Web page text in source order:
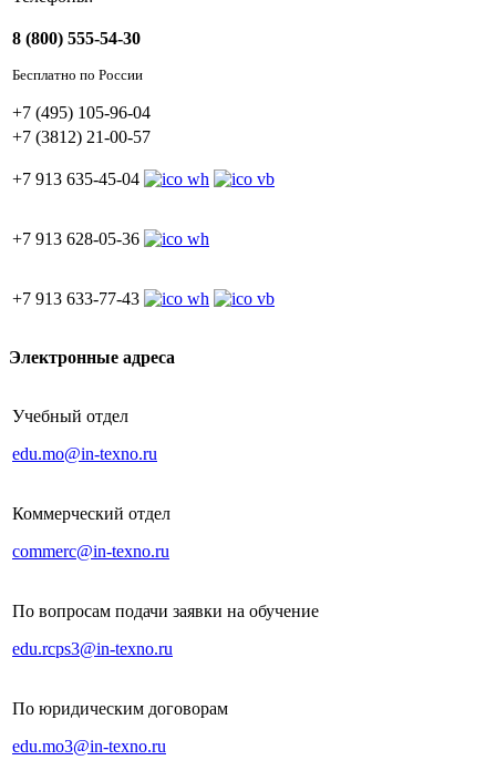
8 (800) 555-54-30
Бесплатно по России
+7 (495) 105-96-04
+7 (3812) 21-00-57
+7 913 635-45-04
+7 913 628-05-36
+7 913 633-77-43
Электронные адреса
Учебный отдел
edu.mo@in-texno.ru
Коммерческий отдел
commerc@in-texno.ru
По вопросам подачи заявки на обучение
edu.rcps3@in-texno.ru
По юридическим договорам
edu.mo3@in-texno.ru